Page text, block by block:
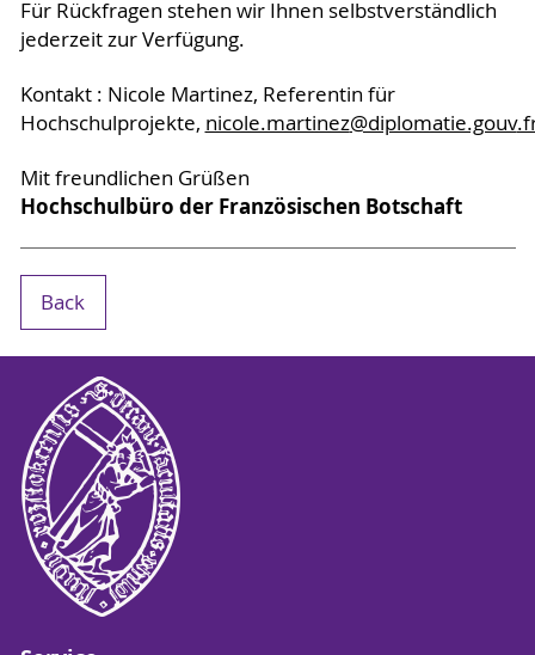
Für Rückfragen stehen wir Ihnen selbstverständlich
jederzeit zur Verfügung.
Kontakt : Nicole Martinez, Referentin für
Hochschulprojekte, nicole.martinez@diplomatie.gouv
Mit freundlichen Grüßen
Hochschulbüro der Französischen Botschaft
Back